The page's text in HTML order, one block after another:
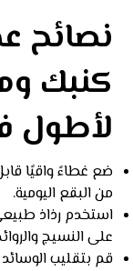
نصائح
كنبك
لأطول
ضع غطاءً واقيًا
من البقع اليومية.
استخدم رذاذ
على النسيج
قم بتقليب الوسائد